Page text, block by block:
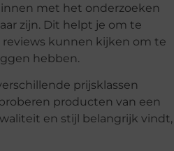
met het onderzoeken
zijn. Dit helpt je om te
reviews kunnen kijken om te
hebben.
prijsklassen
producten van een
en stijl belangrijk vindt,